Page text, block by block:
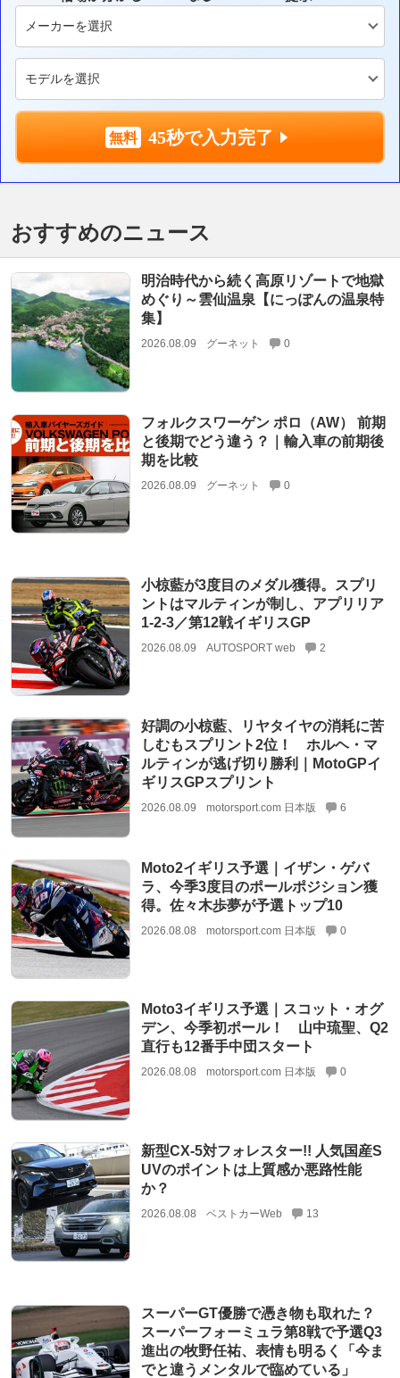
45秒で入力完了
おすすめのニュース
明治時代から続く高原リゾートで地獄
めぐり～雲仙温泉【にっぽんの温泉特
集】
2026.08.09 グーネット 0
フォルクスワーゲン ポロ（AW） 前期
と後期でどう違う？｜輸入車の前期後
期を比較
2026.08.09 グーネット 0
小椋藍が3度目のメダル獲得。スプリ
ントはマルティンが制し、アプリリア
1-2-3／第12戦イギリスGP
2026.08.09 AUTOSPORT web 2
好調の小椋藍、リヤタイヤの消耗に苦
しむもスプリント2位！ ホルヘ・マ
ルティンが逃げ切り勝利｜MotoGPイ
ギリスGPスプリント
2026.08.09 motorsport.com 日本版 6
Moto2イギリス予選｜イザン・ゲバ
ラ、今季3度目のポールポジション獲
得。佐々木歩夢が予選トップ10
2026.08.08 motorsport.com 日本版 0
Moto3イギリス予選｜スコット・オグ
デン、今季初ポール！ 山中琉聖、Q2
直行も12番手中団スタート
2026.08.08 motorsport.com 日本版 0
新型CX-5対フォレスター!! 人気国産S
UVのポイントは上質感か悪路性能
か？
2026.08.08 ベストカーWeb 13
スーパーGT優勝で憑き物も取れた？
スーパーフォーミュラ第8戦で予選Q3
進出の牧野任祐、表情も明るく「今ま
でと違うメンタルで臨めている」